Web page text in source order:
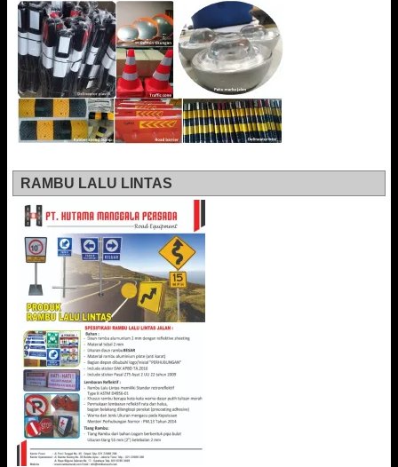
RAMBU LALU LINTAS